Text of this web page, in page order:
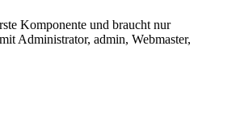
Komponente und braucht nur
Administrator, admin, Webmaster,